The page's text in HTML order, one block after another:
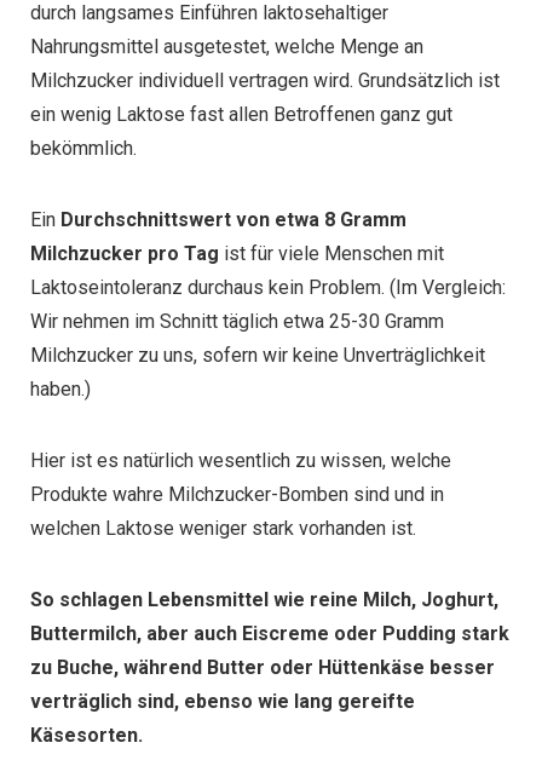
durch langsames Einführen laktosehaltiger
Nahrungsmittel ausgetestet, welche Menge an
Milchzucker individuell vertragen wird. Grundsätzlich ist
ein wenig Laktose fast allen Betroffenen ganz gut
bekömmlich.
Ein Durchschnittswert von etwa 8 Gramm
Milchzucker pro Tag ist für viele Menschen mit
Laktoseintoleranz durchaus kein Problem. (Im Vergleich:
Wir nehmen im Schnitt täglich etwa 25-30 Gramm
Milchzucker zu uns, sofern wir keine Unverträglichkeit
haben.)
Hier ist es natürlich wesentlich zu wissen, welche
Produkte wahre Milchzucker-Bomben sind und in
welchen Laktose weniger stark vorhanden ist.
So schlagen Lebensmittel wie reine Milch, Joghurt,
Buttermilch, aber auch Eiscreme oder Pudding stark
zu Buche, während Butter oder Hüttenkäse besser
verträglich sind, ebenso wie lang gereifte
Käsesorten.